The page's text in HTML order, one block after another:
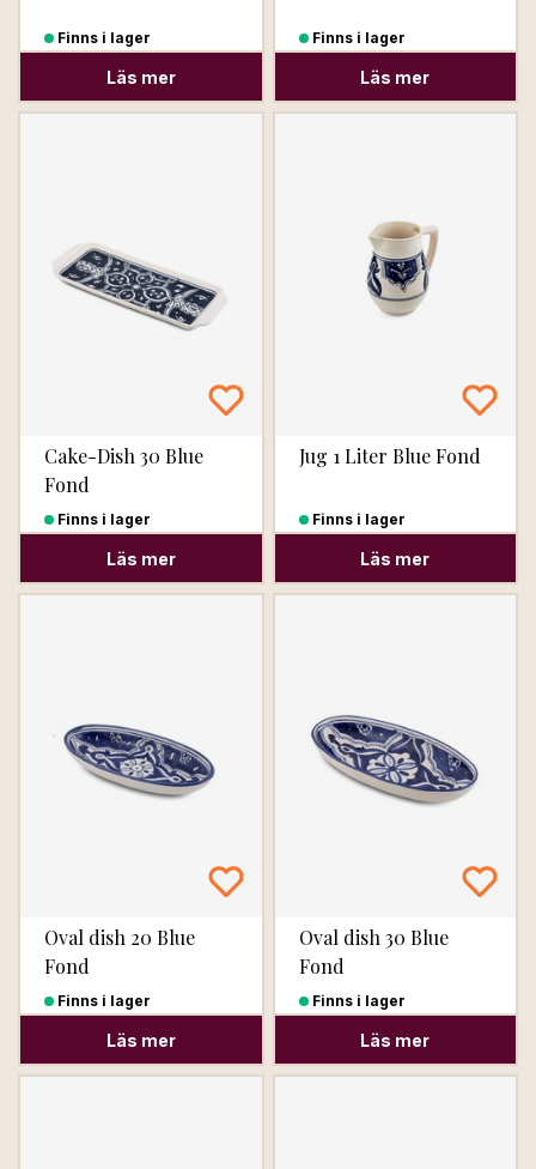
Finns i lager
Läs mer
Finns i lager
Läs mer
Cake-Dish 30 Blue
Fond
Finns i lager
Läs mer
Jug 1 Liter Blue Fond
Finns i lager
Läs mer
Oval dish 20 Blue
Fond
Finns i lager
Läs mer
Oval dish 30 Blue
Fond
Finns i lager
Läs mer